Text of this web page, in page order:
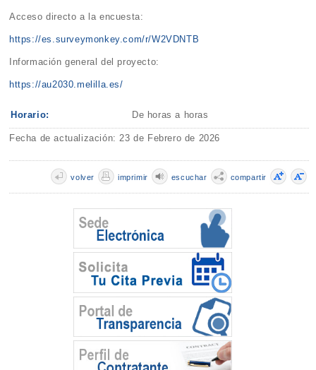
Acceso directo a la encuesta:
https://es.surveymonkey.com/r/W2VDNTB
Información general del proyecto:
https://au2030.melilla.es/
Horario: De horas a horas
Fecha de actualización: 23 de Febrero de 2026
compartir
escuchar
imprimir
volver